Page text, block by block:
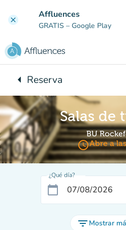
clear Affluences
GRATIS – Google Play
arrow_leftVuelta:
Reserva
Salas de
BU
access_timeAbre a
¿Qué día?
calendar_today
filter_list Mostrar